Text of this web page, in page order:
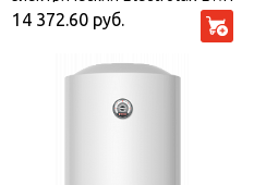
80 DRYver
14 372.60 руб.